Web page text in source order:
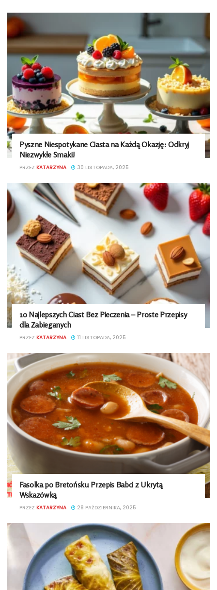
Pyszne Niespotykane Ciasta na Każdą Okazję: Odkryj
Niezwykłe Smaki!
PRZEZ KATARZYNA 30 LISTOPADA, 2025
10 Najlepszych Ciast Bez Pieczenia – Proste Przepisy
dla Zabieganych
PRZEZ KATARZYNA 11 LISTOPADA, 2025
Fasolka po Bretońsku Przepis Babci z Ukrytą
Wskazówką
PRZEZ KATARZYNA 28 PAŹDZIERNIKA, 2025